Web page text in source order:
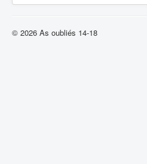
© 2026 As oubliés 14-18